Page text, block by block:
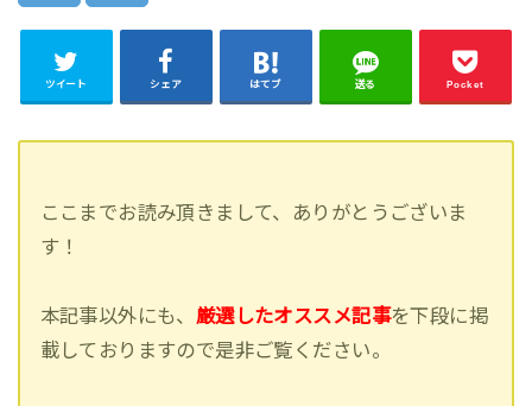
ツイート シェア はてブ 送る Pocket
ここまでお読み頂きまして、ありがとうございま
す！
本記事以外にも、 厳選したオススメ記事を下段に掲
載しておりますので是非ご覧ください。